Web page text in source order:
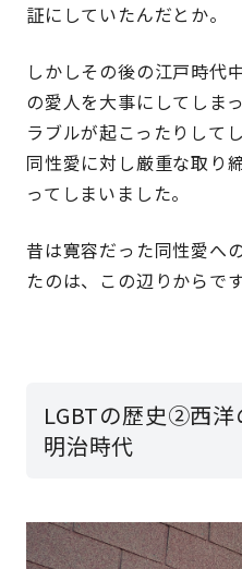
証にしていたんだとか。
しかしその後の江戸時代
の愛人を大事にしてしま
ラブルが起こったりして
同性愛に対し厳重な取り
ってしまいました。
昔は寛容だった同性愛へ
たのは、この辺りからです
LGBTの歴史②西洋
明治時代